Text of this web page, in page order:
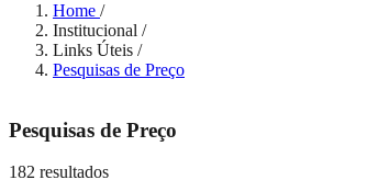
Home /
Institucional /
Links Úteis /
Pesquisas de Preço
Pesquisas de Preço
182 resultados